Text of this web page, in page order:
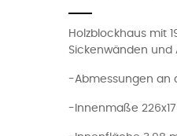
Holzblockhaus mit
Sickenwänden und
-Abmessungen an
-Innenmaße